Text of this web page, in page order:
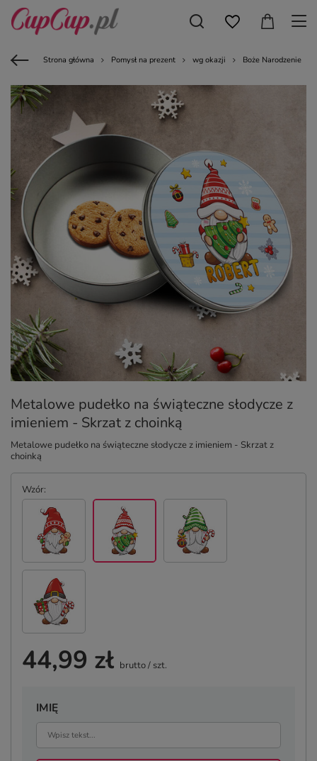
Strona główna Pomysł na prezent wg okazji Boże Narodzenie
Metalowe pudełko na świąteczne słodycze z
imieniem - Skrzat z choinką
Metalowe pudełko na świąteczne słodycze z imieniem - Skrzat z
choinką
Wzór
44,99 zł brutto/ szt.
IMIĘ